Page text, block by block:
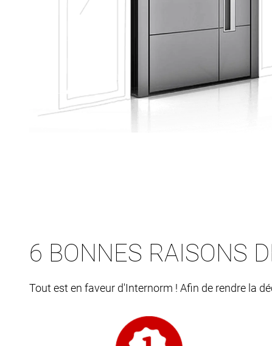
6 BONNES RAISONS
Tout est en faveur d'Internorm ! Afin de rendre la